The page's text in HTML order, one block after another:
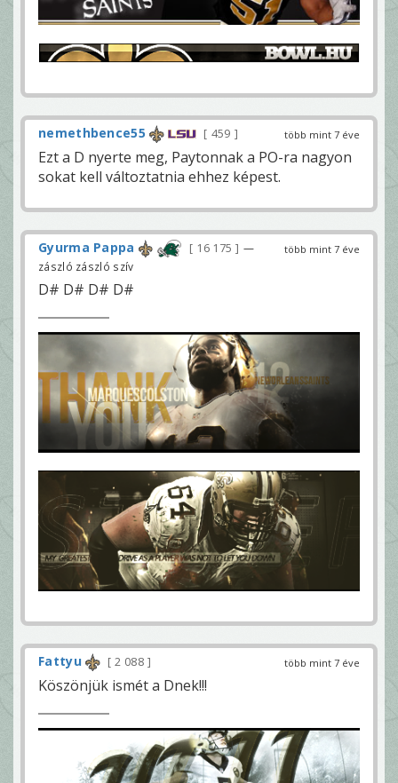
több mint 7 éve
nemethbence55 459
Ezt a D nyerte meg, Paytonnak a PO-ra nagyon
sokat kell változtatnia ehhez képest.
több mint 7 éve
Gyurma Pappa 16 175
—
zászló zászló szív
D# D# D# D#
több mint 7 éve
Fattyu 2 088
Köszönjük ismét a Dnek!!!